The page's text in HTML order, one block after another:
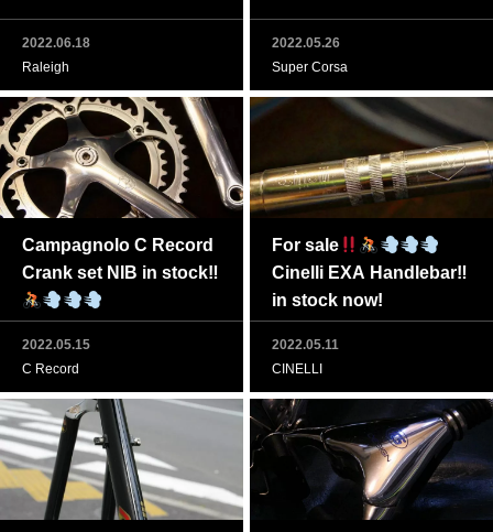
2022.06.18
Raleigh
2022.05.26
Super Corsa
Campagnolo C Record
Crank set NIB in stock‼
2022.05.15
C Record
For sale
Cinelli EXA Handlebar‼
in stock now!
2022.05.11
CINELLI